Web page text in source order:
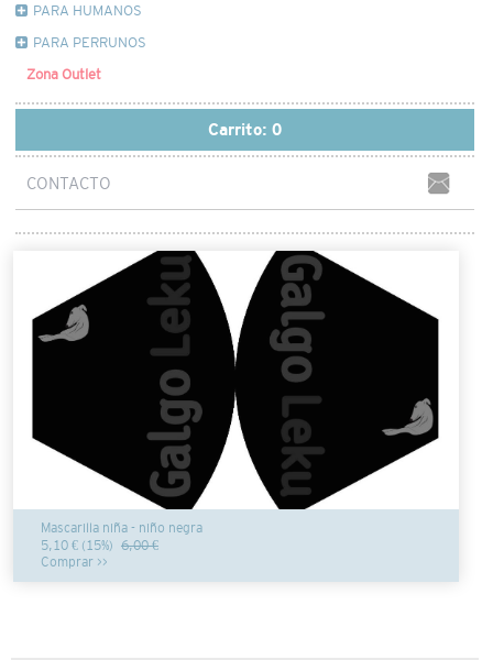
PARA HUMANOS
PARA PERRUNOS
Zona Outlet
Carrito: 0
CONTACTO
Mascarilla niña - niño negra
5,10 € (15%) 6,00 €
Comprar >>